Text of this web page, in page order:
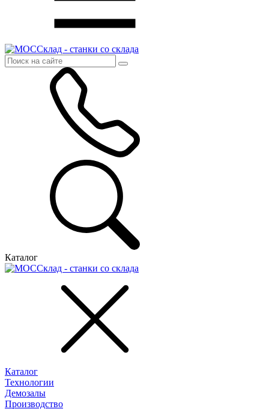
Каталог
Каталог
Технологии
Демозалы
Производство